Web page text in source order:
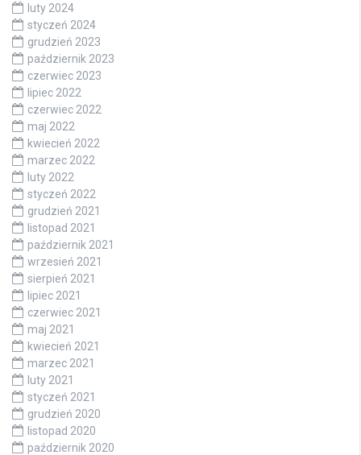
luty 2024
styczeń 2024
grudzień 2023
październik 2023
czerwiec 2023
lipiec 2022
czerwiec 2022
maj 2022
kwiecień 2022
marzec 2022
luty 2022
styczeń 2022
grudzień 2021
listopad 2021
październik 2021
wrzesień 2021
sierpień 2021
lipiec 2021
czerwiec 2021
maj 2021
kwiecień 2021
marzec 2021
luty 2021
styczeń 2021
grudzień 2020
listopad 2020
październik 2020